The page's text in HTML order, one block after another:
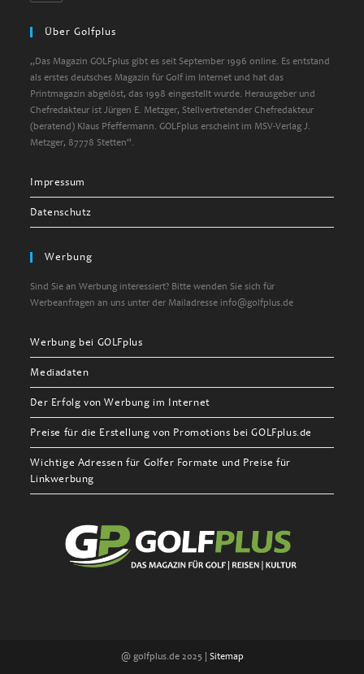
Über Golfplus
„Das Magazin GOLFplus gibt es seit September 1996 online. Es entstand
als erstes deutsches Magazin für Golf im Internet und hat das
Printmagazin abgelöst, das 1998 eingestellt wurde. Herausgeber und
Chefredakteur ist Jürgen E. Metzger, Stellvertretender Chefredakteur
(beratend) Klaus Pfeffermann. GOLFplus erscheint im MSV-Verlag J.
Metzger, 87778 Stetten“.
Impressum
Datenschutz
Werbung
Sind Sie an Werbung interessiert? Bitte wenden Sie sich für
Werbeanfragen an uns unter der Mailadresse info@golfplus.de
Werbung bei GOLFplus
Mediadaten
Der Erfolg von Werbung im Internet
Preise für die Erstellung von Promotions bei GOLFplus.de
Wichtige Adressen für Golfer Formate und Preise für
Linkwerbung
@ golfplus.de 2025 | Sitemap